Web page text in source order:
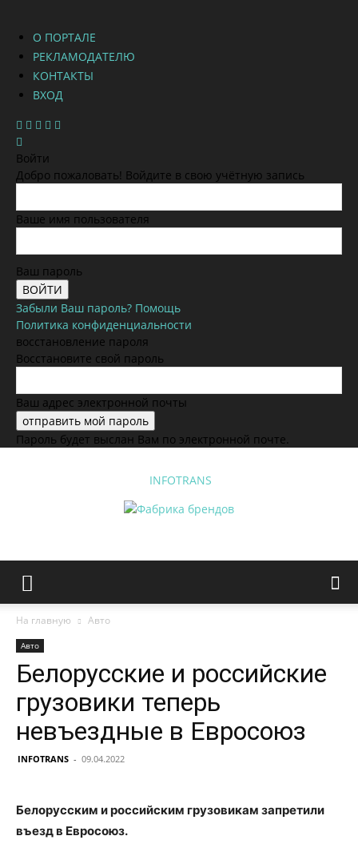
О ПОРТАЛЕ
РЕКЛАМОДАТЕЛЮ
КОНТАКТЫ
ВХОД
Войти
Добро пожаловать! Войдите в свою учётную запись
Ваше имя пользователя
Ваш пароль
Забыли Ваш пароль? Помощь
Политика конфиденциальности
восстановление пароля
Восстановите свой пароль
Ваш адрес электронной почты
Пароль будет выслан Вам по электронной почте.
INFOTRANS
На главную Авто
Авто
Белорусские и российские
грузовики теперь
невъездные в Евросоюз
INFOTRANS - 09.04.2022
Белорусским и российским грузовикам запретили
въезд в Евросоюз.